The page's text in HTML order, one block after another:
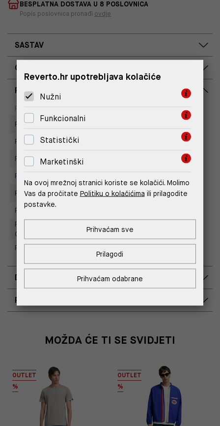
BESPLATNA DOSTAVA U 8 POSLOVNICA
Popis poslovnica pronađi ovdje
SASTAV
OPIS PROIZVODA
RASPOLOŽIVOST PO POSLOVNICAMA
Poslovnica
Replay Store, City Center One
Replay Store, Joker Centar
Replay Store, Mall of Split
Replay Store, Supernova Zadar
Replay store, Arena centar
Replay store, Tower Centar
Replay Outlet Store, Designer
Outlet Croatia
Replay Outlet Store, Split
DOSTAVA
POVRAT I ZAMJENA
MOŽDA ĆE TI SE SVIDJETI
OUTLET
%
OUTLET
%
Reverto.hr upotrebljava kolačiće
Nužni
Funkcionalni
Statistički
Marketinški
Na ovoj mrežnoj stranici koriste se kolačići. Molimo
Vas da pročitate Politiku o kolačićima ili prilagodite
postavke.
Prihvaćam odabrane
Prilagodi
Prihvaćam sve